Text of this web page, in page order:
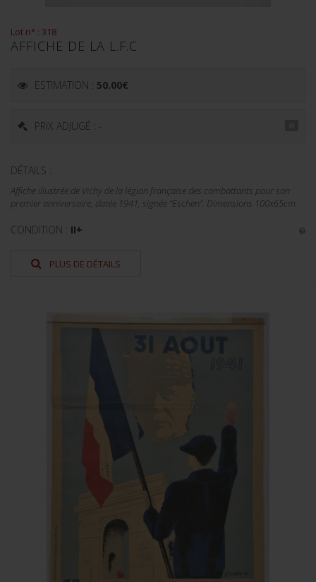
Lot n° : 318
AFFICHE DE LA L.F.C
ESTIMATION : 50.00€
PRIX ADJUGÉ : -
DÉTAILS :
Affiche illustrée de Vichy de la légion française des combattants pour son
premier anniversaire, datée 1941, signée "Eschen". Dimensions 100x65cm.
CONDITION : II+
PLUS DE DÉTAILS